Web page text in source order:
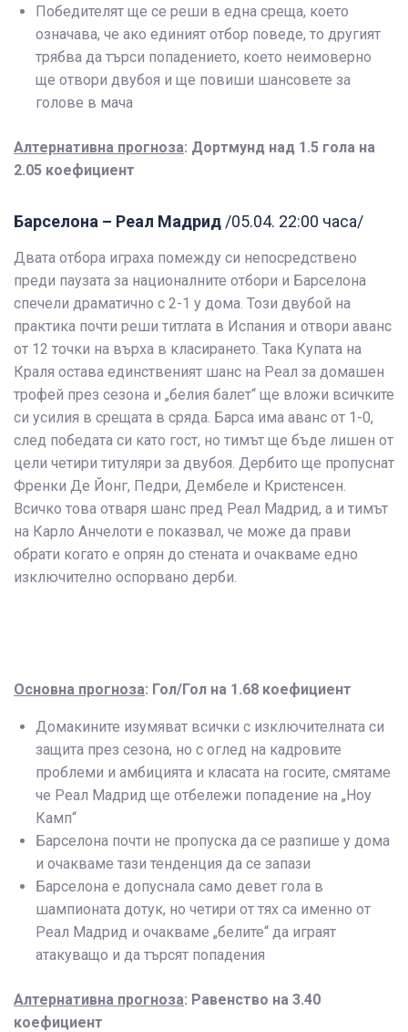
Победителят ще се реши в една среща, което
означава, че ако единият отбор поведе, то другият
трябва да търси попадението, което неимоверно
ще отвори двубоя и ще повиши шансовете за
голове в мача
Алтернативна прогноза: Дортмунд над 1.5 гола на
2.05 коефициент
Барселона – Реал Мадрид /05.04. 22:00 часа/
Двата отбора играха помежду си непосредствено
преди паузата за националните отбори и Барселона
спечели драматично с 2-1 у дома. Този двубой на
практика почти реши титлата в Испания и отвори аванс
от 12 точки на върха в класирането. Така Купата на
Краля остава единственият шанс на Реал за домашен
трофей през сезона и „белия балет“ ще вложи всичките
си усилия в срещата в сряда. Барса има аванс от 1-0,
след победата си като гост, но тимът ще бъде лишен от
цели четири титуляри за двубоя. Дербито ще пропуснат
Френки Де Йонг, Педри, Дембеле и Кристенсен.
Всичко това отваря шанс пред Реал Мадрид, а и тимът
на Карло Анчелоти е показвал, че може да прави
обрати когато е опрян до стената и очакваме едно
изключително оспорвано дерби.
Основна прогноза: Гол/Гол на 1.68 коефициент
Домакините изумяват всички с изключителната си
защита през сезона, но с оглед на кадровите
проблеми и амбицията и класата на госите, смятаме
че Реал Мадрид ще отбележи попадение на „Ноу
Камп“
Барселона почти не пропуска да се разпише у дома
и очакваме тази тенденция да се запази
Барселона е допуснала само девет гола в
шампионата дотук, но четири от тях са именно от
Реал Мадрид и очакваме „белите“ да играят
атакуващо и да търсят попадения
Алтернативна прогноза: Равенство на 3.40
коефициент